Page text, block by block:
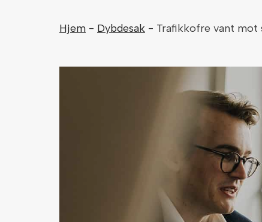
Hjem - Dybdesak - Trafikkofre vant mot